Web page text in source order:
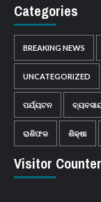
Categories
BREAKING NEWS
UNCATEGORIZED
ପର୍ଯ୍ୟଟନ
ରାଶିଫଳ ଶିକ୍ଷା
Visitor Counter